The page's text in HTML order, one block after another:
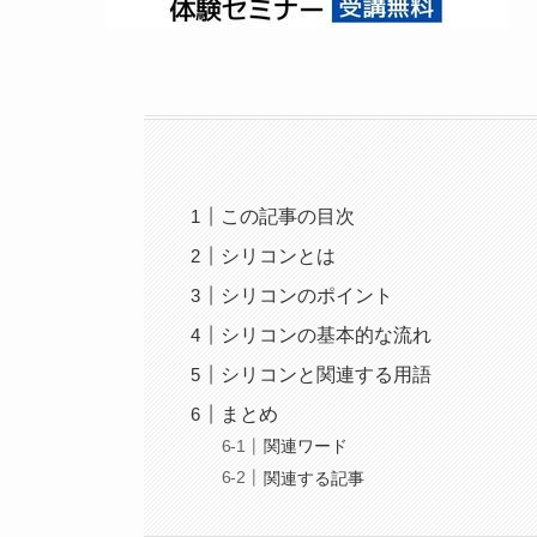
この記事の目次
シリコンとは
シリコンのポイント
シリコンの基本的な流れ
シリコンと関連する用語
まとめ
関連ワード
関連する記事